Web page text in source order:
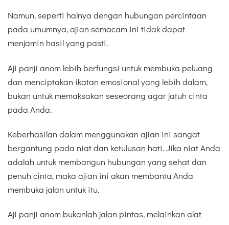
Namun, seperti halnya dengan hubungan percintaan
pada umumnya, ajian semacam ini tidak dapat
menjamin hasil yang pasti.
Aji panji anom lebih berfungsi untuk membuka peluang
dan menciptakan ikatan emosional yang lebih dalam,
bukan untuk memaksakan seseorang agar jatuh cinta
pada Anda.
Keberhasilan dalam menggunakan ajian ini sangat
bergantung pada niat dan ketulusan hati. Jika niat Anda
adalah untuk membangun hubungan yang sehat dan
penuh cinta, maka ajian ini akan membantu Anda
membuka jalan untuk itu.
Aji panji anom bukanlah jalan pintas, melainkan alat